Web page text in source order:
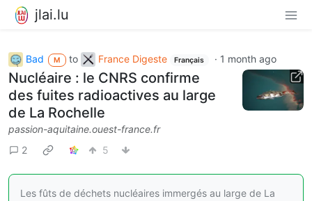
jlai.lu
Bad M to France Digeste Français · 1 month ago
Nucléaire : le CNRS confirme
des fuites radioactives au large
de La Rochelle
passion-aquitaine.ouest-france.fr
2
5
Les fûts de déchets nucléaires immergés au large de La